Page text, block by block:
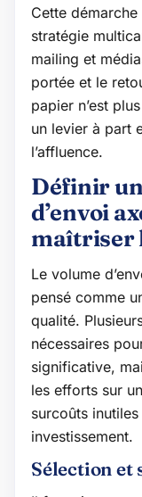
Cette démarche
stratégie
mailing et
portée et le
papier n’est
un levier à part
l’affluence.
Définir
d’envoi
maîtriser
Le volume
pensé comme
qualité.
nécessaires
significative,
les efforts sur
surcoûts
investissement.
Sélection et